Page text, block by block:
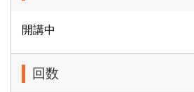
開講中
回数